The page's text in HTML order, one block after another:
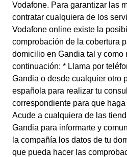
Vodafone. Para garantizar las
contratar cualquiera de los
Vodafone online existe la
comprobación de la cobertura
domicilio en Gandia tal y como
continuación: * Llama por
Gandia o desde cualquier otro
española para realizar tu
correspondiente para que
Acude a cualquiera de las
Gandia para informarte y
la compañía los datos de tu
que pueda hacer las